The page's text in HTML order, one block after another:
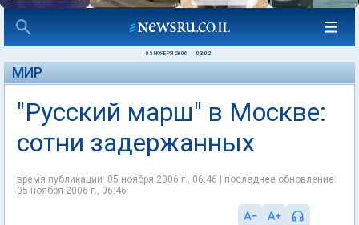
05 НОЯБРЯ 2006 03:02
МИР
"Русский марш" в Москве:
сотни задержанных
время публикации: 05 ноября 2006 г., 06:46 | последнее обновление:
05 ноября 2006 г., 06:46